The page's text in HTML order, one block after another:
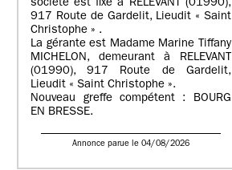
société est fixé à RELEVANT (01990),
917 Route de Gardelit, Lieudit « Saint
Christophe » .
La gérante est Madame Marine Tiffany
MICHELON, demeurant à RELEVANT
(01990), 917 Route de Gardelit,
Lieudit « Saint Christophe ».
Nouveau greffe compétent : BOURG
EN BRESSE.
Annonce parue le 04/08/2026